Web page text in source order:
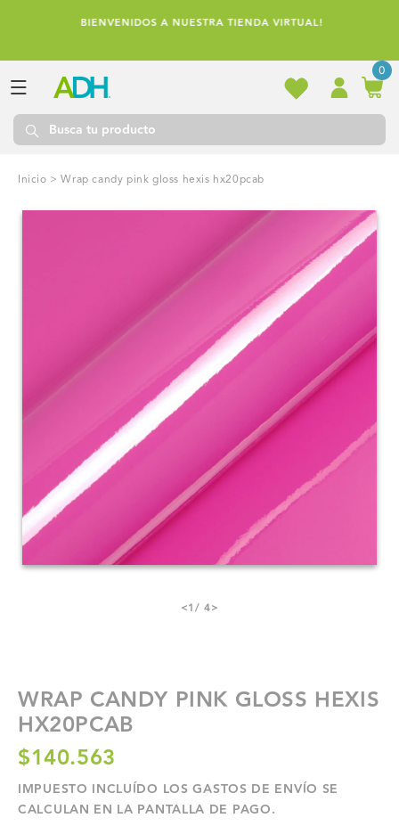
directamenteBIENVENIDOS A NUESTRA TIENDA VIRTUAL!
0
Inicio > wrap candy pink gloss hexis hx20pcab
<1/ 4>
WRAP CANDY PINK GLOSS HEXIS
HX20PCAB
$140.563
IMPUESTO INCLUÍDO LOSGASTOS DE ENVÍO SE
CALCULAN EN LA PANTALLA DE PAGO.